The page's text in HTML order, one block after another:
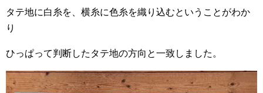
タテ地に白糸を、横糸に色糸を織り込むということがわか
り
ひっぱって判断したタテ地の方向と一致しました。